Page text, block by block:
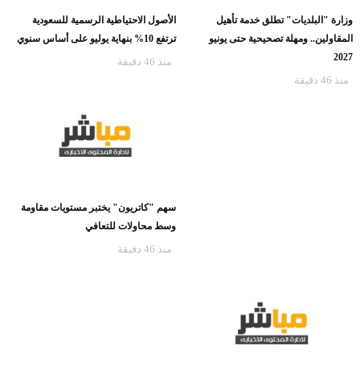
وزارة "البلديات" تطلق خدمة تأهيل
المقاولين.. ومهلة تصحيحية حتى يونيو
2027
منذ 46 دقيقة
الأصول الاحتياطية الرسمية للسعودية
ترتفع 10% بنهاية يوليو على أساس سنوي
منذ 46 دقيقة
سهم "كاتريون" يختبر مستويات مقاومة
وسط محاولات للتعافي
منذ 46 دقيقة